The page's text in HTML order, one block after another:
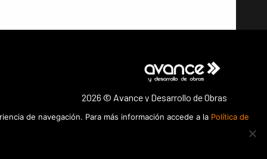
2026 © Avance y Desarrollo de Obras
LinkedInFacebook
Instagram
de navegación. Para más información accede a la Política de